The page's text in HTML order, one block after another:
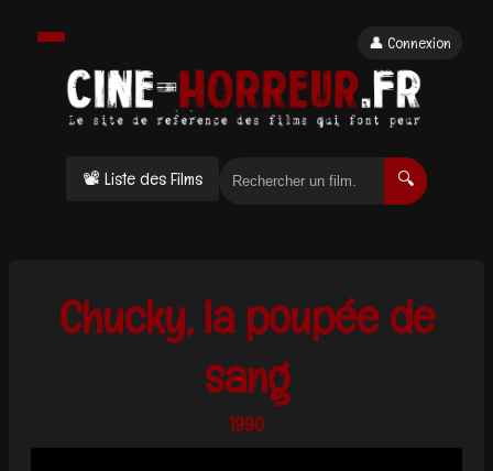
📽 Liste des Films 🔍
👤 Connexion
Chucky, la poupée de
sang
1990